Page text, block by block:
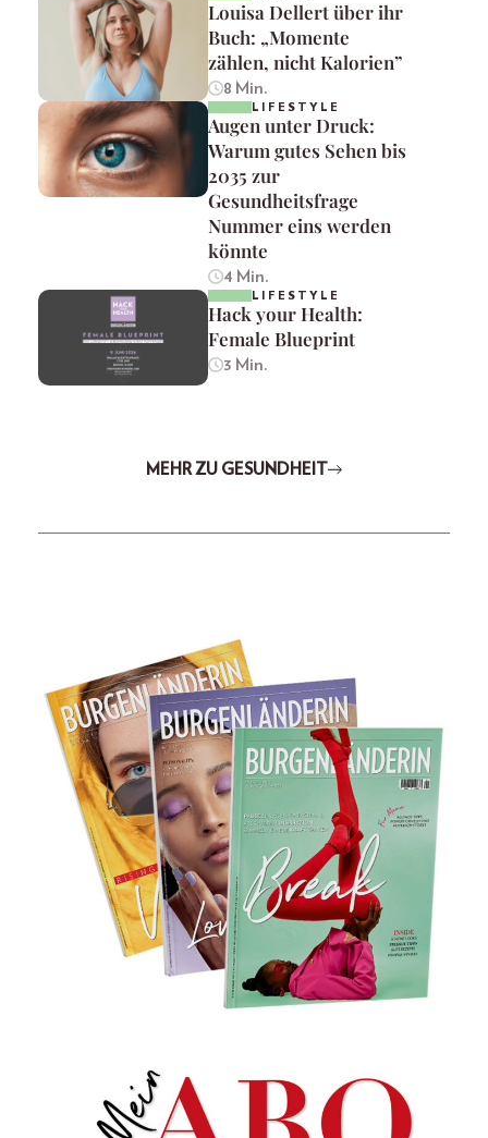
Louisa Dellert über ihr
Buch: „Momente
zählen, nicht Kalorien”
8 Min.
LIFESTYLE
Augen unter Druck:
Warum gutes Sehen bis
2035 zur
Gesundheitsfrage
Nummer eins werden
könnte
4 Min.
LIFESTYLE
Hack your Health:
Female Blueprint
3 Min.
MEHR ZU GESUNDHEIT